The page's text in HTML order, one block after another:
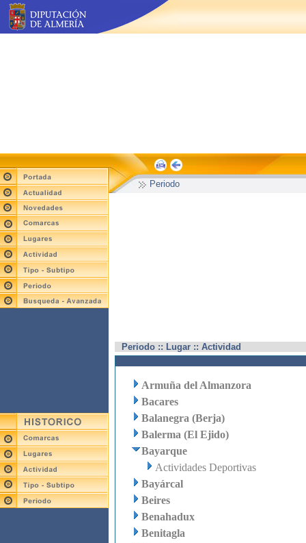
Periodo
Periodo :: Lugar :: Actividad
Armuña del Almanzora
Bacares
Balanegra (Berja)
Balerma (El Ejido)
Bayarque
Actividades Deportivas
Bayárcal
Beires
Benahadux
Benitagla